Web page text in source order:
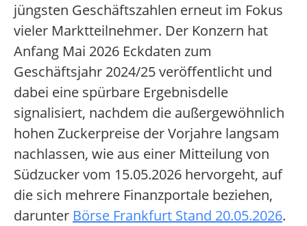
jüngsten Geschäftszahlen erneut im Fokus
vieler Marktteilnehmer. Der Konzern hat
Anfang Mai 2026 Eckdaten zum
Geschäftsjahr 2024/25 veröffentlicht und
dabei eine spürbare Ergebnisdelle
signalisiert, nachdem die außergewöhnlich
hohen Zuckerpreise der Vorjahre langsam
nachlassen, wie aus einer Mitteilung von
Südzucker vom 15.05.2026 hervorgeht, auf
die sich mehrere Finanzportale beziehen,
darunter Börse Frankfurt Stand 20.05.2026.